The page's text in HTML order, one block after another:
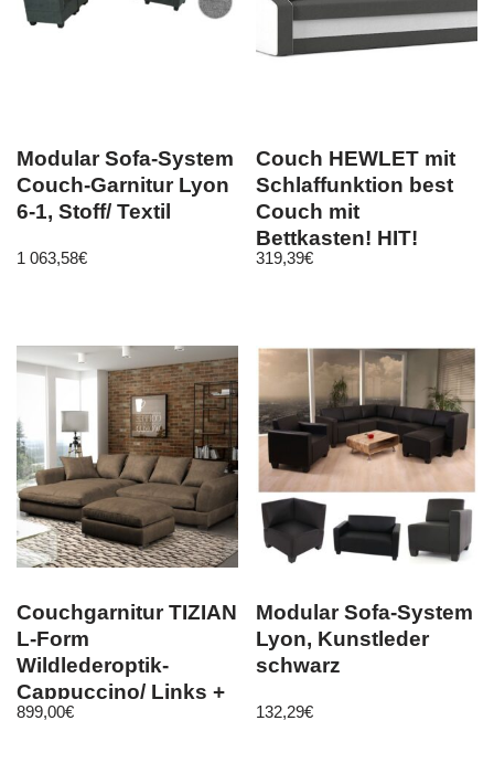
Modular Sofa-System
Couch-Garnitur Lyon
6-1, Stoff/ Textil
1 063,58€
Couch HEWLET mit
Schlaffunktion best
Couch mit
Bettkasten! HIT!
319,39€
Couchgarnitur TIZIAN
L-Form
Wildlederoptik-
Cappuccino/ Links +
Hocker
899,00€
Modular Sofa-System
Lyon, Kunstleder
schwarz
132,29€